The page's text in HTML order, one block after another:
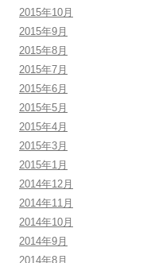
2015年10月
2015年9月
2015年8月
2015年7月
2015年6月
2015年5月
2015年4月
2015年3月
2015年1月
2014年12月
2014年11月
2014年10月
2014年9月
2014年8月